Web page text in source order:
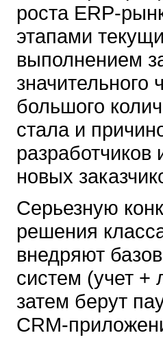
роста ERP-
этапами
выполнением
значительного
большого
стала и
новых
Серьезную
решения
внедряют
систем (учет +
затем берут
CRM-